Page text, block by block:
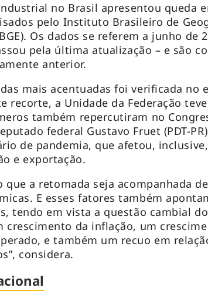
no Brasil apresentou queda
pelo Instituto Brasileiro de
Os dados se referem a junho de
pela última atualização – e são
anterior.
mais acentuadas foi verificada no
recorte, a Unidade da Federação
também repercutiram no
federal Gustavo Fruet (PDT-
de pandemia, que afetou,
e exportação.
que a retomada seja acompanhada
E esses fatores também
tendo em vista a questão cambial
crescimento da inflação, um
e também um recuo em
considera.